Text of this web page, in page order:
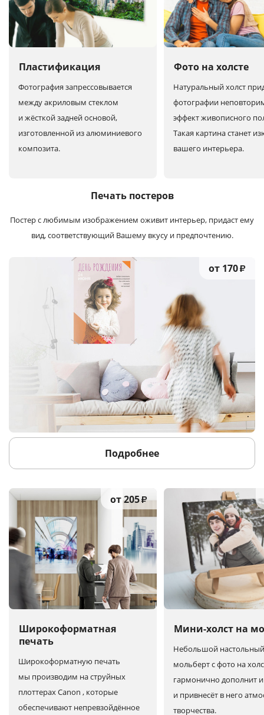
Пластификация
Фотография запрессовывается
между акриловым стеклом
и жёсткой задней основой,
изготовленной из алюминиевого
композита.
Фото на холсте
Натуральный холст
фотографии
эффект живописного
Такая картина станет
вашего интерьера.
Печать постеров
Постер с любимым изображением оживит интерьер, придаст ему
вид, соответствующий Вашему вкусу и предпочтению.
от 170₽
Подробнее
Широкоформатная
печать
от 205₽
Широкоформатную печать
мы производим на струйных
плоттерах Canon , которые
обеспечивают непревзойдённое
Мини-холст на
Небольшой настольный
мольберт с фото на
гармонично дополнит
и привнесёт в него
творчества.